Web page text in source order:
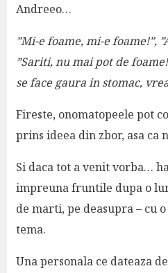
Andreeo…
”Mi-e foame, mi-e foame!”,
”Sariti, nu mai pot de
se face gaura in stomac,
Fireste, onomatopeele pot
prins ideea din zbor, asa ca
Si daca tot a venit vorba…
impreuna fruntile dupa o
de marti, pe deasupra – cu
tema.
Una personala ce dateaza